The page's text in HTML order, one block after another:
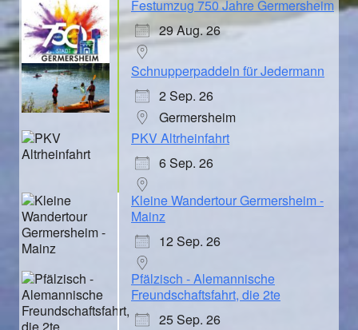
Festumzug 750 Jahre Germersheim
29 Aug. 26
Schnupperpaddeln für Jedermann
2 Sep. 26
Germersheim
PKV Altrheinfahrt
6 Sep. 26
Kleine Wandertour Germersheim -
Mainz
12 Sep. 26
Pfälzisch - Alemannische
Freundschaftsfahrt, die 2te
25 Sep. 26